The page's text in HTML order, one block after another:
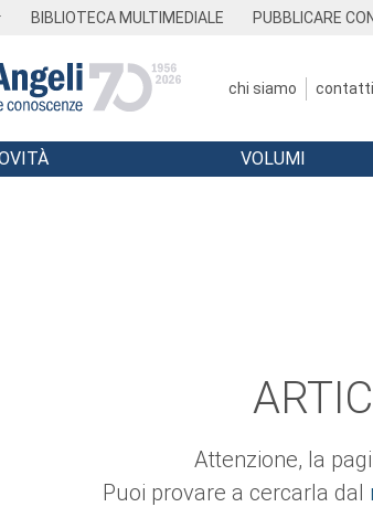
BIBLIOTECA MULTIMEDIALE PUBBLICARE
chi siamo contatti
VOLUMI
Attenzione, la
Puoi provare a cercarla dal